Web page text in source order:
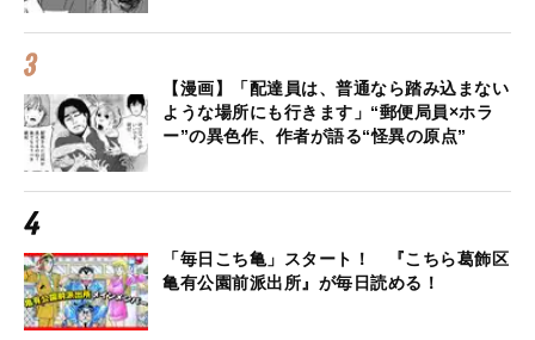
【漫画】「配達員は、普通なら踏み込まない
ような場所にも行きます」“郵便局員×ホラ
ー”の異色作、作者が語る“怪異の原点”
「毎日こち亀」スタート！ 『こちら葛飾区
亀有公園前派出所』が毎日読める！